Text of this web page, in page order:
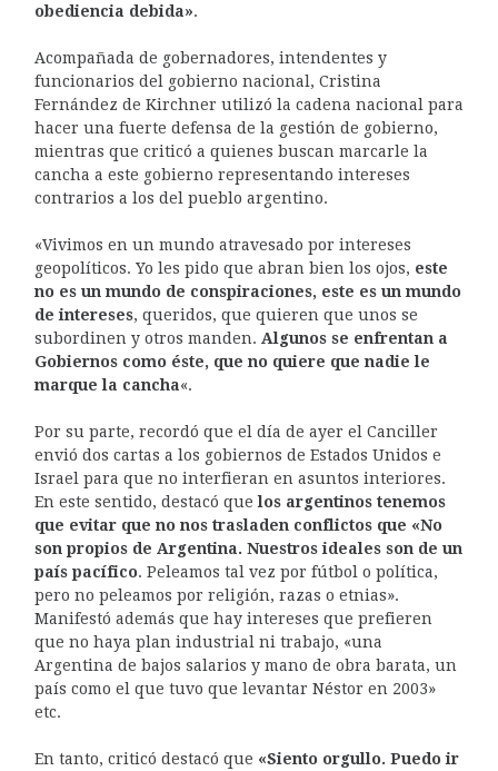
obediencia debida».
Acompañada de gobernadores, intendentes y
funcionarios del gobierno nacional, Cristina
Fernández de Kirchner utilizó la cadena nacional para
hacer una fuerte defensa de la gestión de gobierno,
mientras que criticó a quienes buscan marcarle la
cancha a este gobierno representando intereses
contrarios a los del pueblo argentino.
«Vivimos en un mundo atravesado por intereses
geopolíticos. Yo les pido que abran bien los ojos, este
no es un mundo de conspiraciones, este es un mundo
de intereses, queridos, que quieren que unos se
subordinen y otros manden. Algunos se enfrentan a
Gobiernos como éste, que no quiere que nadie le
marque la cancha«.
Por su parte, recordó que el día de ayer el Canciller
envió dos cartas a los gobiernos de Estados Unidos e
Israel para que no interfieran en asuntos interiores.
En este sentido, destacó quelos argentinos tenemos
que evitar que no nos trasladen conflictos que «No
son propios de Argentina. Nuestros ideales son de un
país pacífico. Peleamos tal vez por fútbol o política,
pero no peleamos por religión, razas o etnias».
Manifestó además que hay intereses que prefieren
que no haya plan industrial ni trabajo, «una
Argentina de bajos salarios y mano de obra barata, un
país como el que tuvo que levantar Néstor en 2003»
etc.
En tanto, criticó destacó que «Siento orgullo. Puedo ir